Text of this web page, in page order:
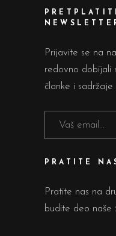
Prijavite se na
redovno dobijali
članke i sadržaje
PRATITE
Pratite nas na
budite deo naše